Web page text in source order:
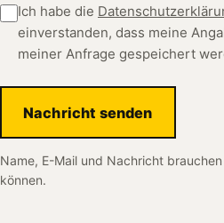
Ich habe die
einverstanden, dass meine
meiner Anfrage gespeichert
Nachricht senden
Name, E-Mail und Nachricht
können.